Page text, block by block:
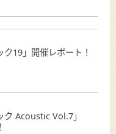
ク19」開催レポート！
ク Acoustic Vol.7」